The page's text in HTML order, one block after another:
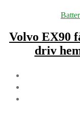
Volvo EX90
driv